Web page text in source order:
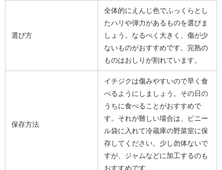
選び方
全体的にえんじ色でふっくらとし
たハリや弾力があるものを選びま
しょう。なるべく大きく、傷が少
ないものがおすすめです。完熟の
ものはおしりが割れています。
保存方法
イチジクは傷みやすいので早く食
べるようにしましょう。その日の
うちに食べることがおすすめで
す。それが難しい場合は、ビニー
ル袋に入れて冷蔵庫の野菜室に保
存してください。少し勿体ないで
すが、ジャムなどに加工するのも
おすすめです。